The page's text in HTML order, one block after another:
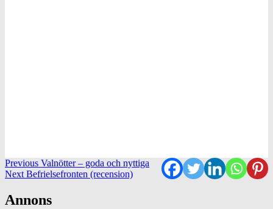
Continue
Reading
Previous Valnötter – goda och nyttiga
Next Befrielsefronten (recension)
Annons